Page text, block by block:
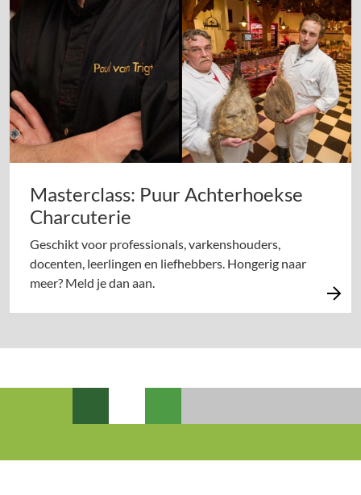
Masterclass: Puur Achterhoekse
Charcuterie
Geschikt voor professionals, varkenshouders,
docenten, leerlingen en liefhebbers. Hongerig naar
meer? Meld je dan aan.